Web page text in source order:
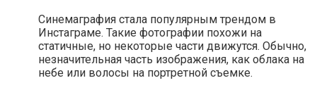
Синемаграфия стала популярным трендом в
Инстаграме. Такие фотографии похожи на
статичные, но некоторые части движутся. Обычно,
незначительная часть изображения, как облака на
небе или волосы на портретной съемке.